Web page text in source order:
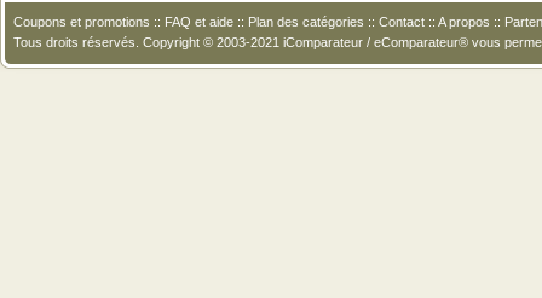
Coupons et promotions :: FAQ et aide :: Plan des catégories :: Contact :: A propos ::
Tous droits réservés. Copyright © 2003-2021 iComparateur / eComparateur® vous